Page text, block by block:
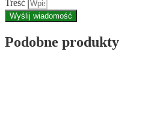
Treść
Wyślij wiadomość
Podobne produkty